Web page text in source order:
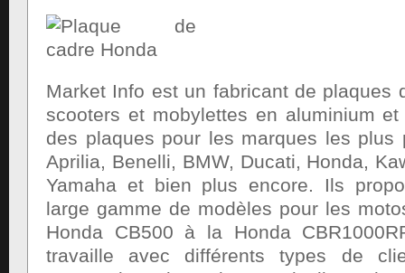
Market Info est un fabricant de plaques
scooters et mobylettes en aluminium
des plaques pour les marques les plus
Aprilia, Benelli, BMW, Ducati, Honda,
Yamaha et bien plus encore. Ils
large gamme de modèles pour les
Honda CB500 à la Honda
travaille avec différents types de